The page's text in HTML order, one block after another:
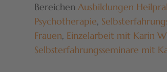
BereichenAusbildungen
Psychotherapie,
Frauen, Einzelarbeit mit Karin
Selbsterfahrungsseminare mit